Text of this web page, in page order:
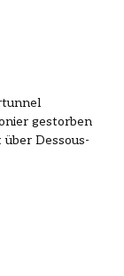
gestorben
Dessous-